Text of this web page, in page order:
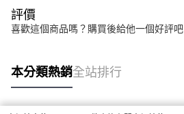
評價
喜歡這個商品嗎？購買後給他一個好評吧
本分類熱銷全站排行